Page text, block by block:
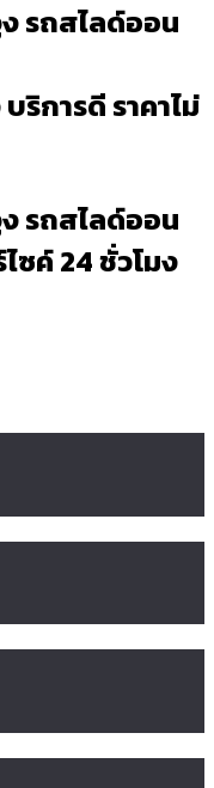
รถสไลด์ออน
ริการดี ราคาไม่
รถสไลด์ออน
ซค์ 24 ชั่วโมง